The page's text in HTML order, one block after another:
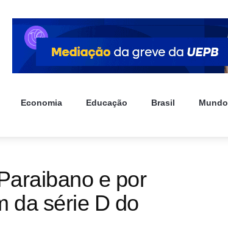
Economia Educação Brasil Mundo
e por
da série D do